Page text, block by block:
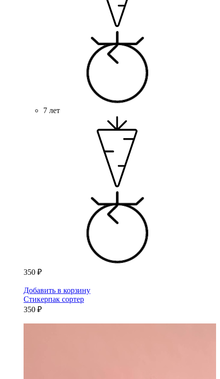
7 лет
350 ₽
Добавить в корзину
Стикерпак сортер
350 ₽